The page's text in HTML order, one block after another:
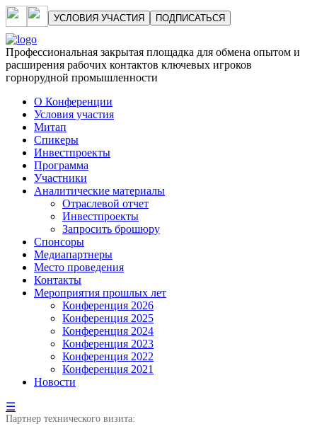
УСЛОВИЯ УЧАСТИЯ ПОДПИСАТЬСЯ
Профессиональная закрытая площадка для обмена опытом и
расширения рабочих контактов ключевых игроков
горнорудной промышленности
О Конференции
Условия участия
Митап
Спикеры
Инвестпроекты
Программа
Участники
Аналитические материалы
Отраслевой отчет
Инвестпроекты
Запросить брошюру
Спонсоры
Медиапартнеры
Место проведения
Контакты
Мероприятия прошлых лет
Конференция 2026
Конференция 2025
Конференция 2024
Конференция 2023
Конференция 2022
Конференция 2021
Новости
☰
Партнер технического визита: